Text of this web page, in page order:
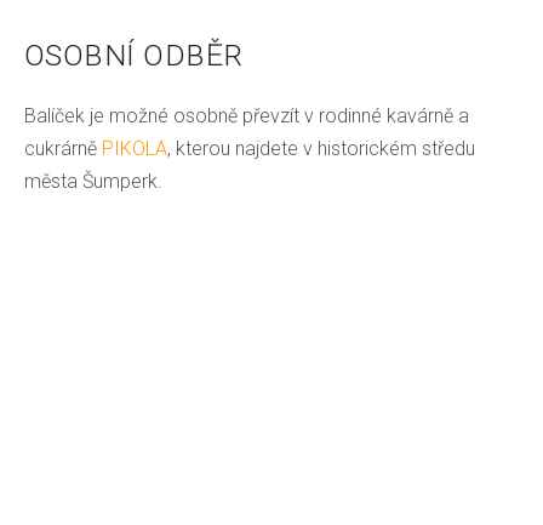
OSOBNÍ ODBĚR
Balíček je možné osobně převzít v rodinné kavárně a
cukrárně PIKOLA, kterou najdete v historickém středu
města Šumperk.